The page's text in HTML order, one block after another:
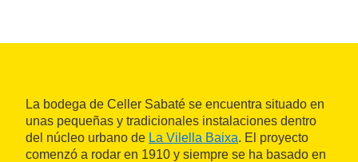
La bodega de Celler Sabaté se encuentra situado en
unas pequeñas y tradicionales instalaciones dentro
del núcleo urbano de La Vilella Baixa. El proyecto
comenzó a rodar en 1910 y siempre se ha basado en